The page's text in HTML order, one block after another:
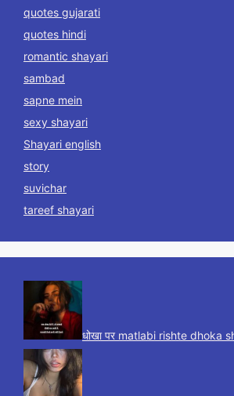
quotes gujarati
quotes hindi
romantic shayari
sambad
sapne mein
sexy shayari
Shayari english
story
suvichar
tareef shayari
धोखा पर matlabi rishte dhoka